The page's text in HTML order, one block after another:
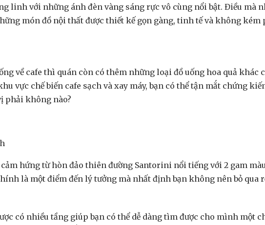
linh với những ánh đèn vàng sáng rực vô cùng nổi bật. Điều mà
món đồ nội thất được thiết kế gọn gàng, tinh tế và không kém
về cafe thì quán còn có thêm những loại đồ uống hoa quả khác
vực chế biến cafe sạch và xay máy, bạn có thể tận mắt chứng
phải không nào?
hứng từ hòn đảo thiên đường Santorini nổi tiếng với 2 gam
là một điểm đến lý tưởng mà nhất định bạn không nên bỏ qua
có nhiều tầng giúp bạn có thể dễ dàng tìm được cho mình một